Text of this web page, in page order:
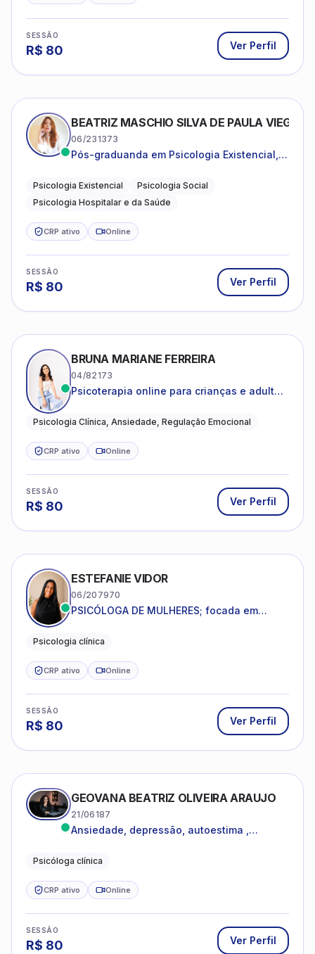
SESSÃO
R$ 80 Ver Perfil
BEATRIZ MASCHIO SILVA DE PAULA VIEGAS
06/231373
Pós-graduanda em Psicologia Existencial,
da Saúde.
Psicologia Existencial
Psicologia Social
Psicologia Hospitalar e da Saúde
CRP ativo Online
SESSÃO
R$ 80 Ver Perfil
BRUNA MARIANE FERREIRA
04/82173
Psicoterapia online para crianças e adultos
reduzir a ansiedade e construir uma vida
Psicologia Clínica, Ansiedade, Regulação Emocional
CRP ativo Online
SESSÃO
R$ 80 Ver Perfil
ESTEFANIE VIDOR
06/207970
PSICÓLOGA DE MULHERES; focada em
dentro da sua realidade.
Psicologia clínica
CRP ativo Online
SESSÃO
R$ 80 Ver Perfil
GEOVANA BEATRIZ OLIVEIRA ARAUJO
21/06187
Ansiedade, depressão, autoestima ,
Psicóloga clínica
CRP ativo Online
SESSÃO
R$ 80 Ver Perfil